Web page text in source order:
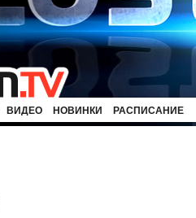
ВИДЕО НОВИНКИ РАСПИСАНИЕ